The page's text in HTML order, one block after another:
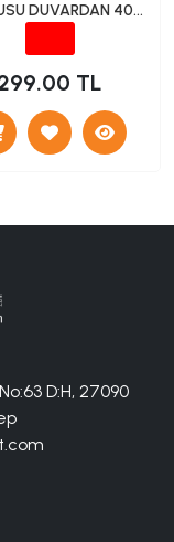
DUVARDAN 40
TL
D:H, 27090